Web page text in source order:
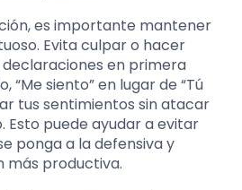
es importante mantener
Evita culpar o hacer
declaraciones en primera
“Me siento” en lugar de “Tú
tus sentimientos sin atacar
puede ayudar a evitar
ponga a la defensiva y
más productiva.